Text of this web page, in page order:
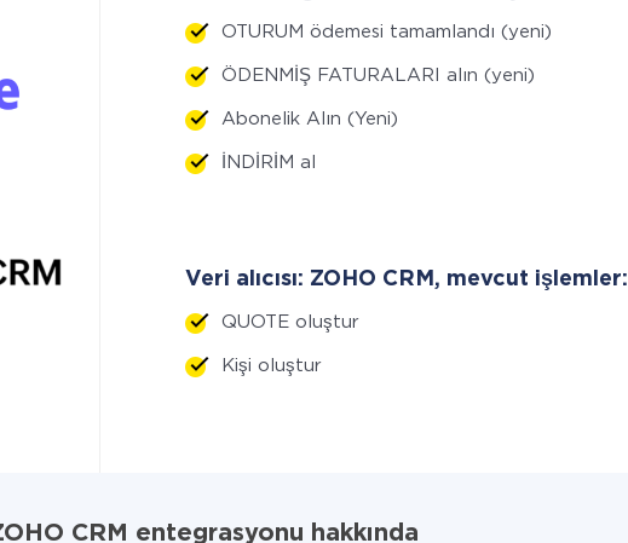
OTURUM ödemesi tamamlandı (yeni)
ÖDENMİŞ FATURALARI alın (yeni)
Abonelik Alın (Yeni)
İNDİRİM al
Veri alıcısı: ZOHO CRM, mevcut işlemler:
QUOTE oluştur
Kişi oluştur
CRM entegrasyonu hakkında